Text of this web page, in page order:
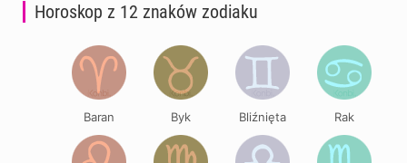
Horoskop z 12 znaków zodiaku
Baran Byk Bliźnięta Rak